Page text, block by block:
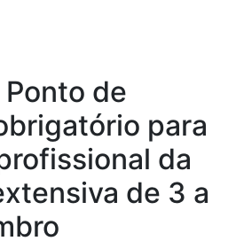
de
para
da
de 3 a